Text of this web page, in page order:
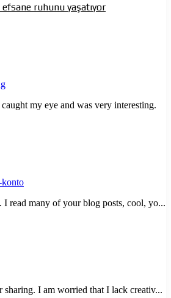
ruhunu yaşatıyor
my eye and was very interesting.
konto
I read many of your blog posts, cool, yo...
I am worried that I lack creativ...